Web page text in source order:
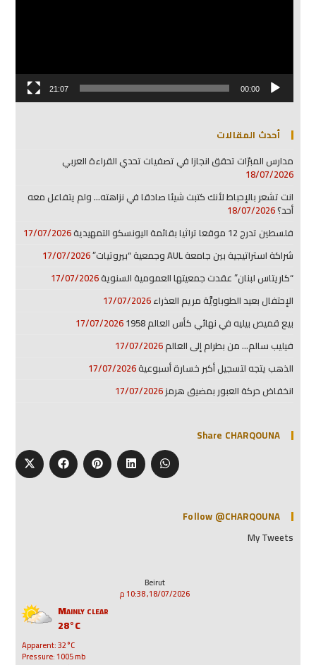
00:00
21:07
أحدث المقالات
مدارس المبرّات تحقق انجازا في تصفيات تحدي القراءة العربي
18/07/2026
انت تشعر بالإحباط لأنك كتبت شيئا صادقا في نزاهته… ولم يتفاعل معه
أحد؟18/07/2026
فلسطين تدرج 12 موقعا تراثيا بقائمة اليونسكو التمهيدية
17/07/2026
شراكة استراتيجية بين جامعة AUL وجمعية “بيروتيات”
17/07/2026
“كاريتاس لبنان” عقدت جمعيتها العمومية السنوية17/07/2026
الإحتفال بعيد الطوباويَّة مريم العذراء17/07/2026
بيع قميص بيليه في نهائي كأس العالم 1958
17/07/2026
فيليب سالم… من بطرام إلى العالم17/07/2026
الذهب يتجه لتسجيل أكبر خسارة أسبوعية17/07/2026
انخفاض حركة العبور بمضيق هرمز17/07/2026
Share CHARQOUNA
Follow @CHARQOUNA
My Tweets
Beirut
18/07/2026, 10:38 م
Mainly clear
28°C
Apparent: 32°C
Pressure: 1005 mb